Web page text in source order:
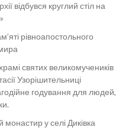
відбувся круглий стіл на
рівноапостольного
святих великомучеників
Узорішительниці
годування для людей,
у селі Диківка